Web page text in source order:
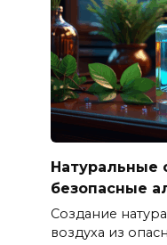
Натуральные
безопасные
Создание
воздуха из